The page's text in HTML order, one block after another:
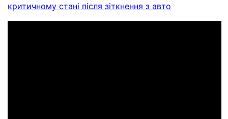
критичному стані після зіткнення з авто